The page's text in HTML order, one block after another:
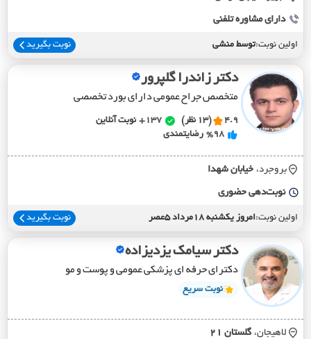
دارای مشاوره تلفنی
اولین نوبت:توسط منشی نوبت بگیرید
دکتر زاندرا گلپرور
متخصص جراح عمومی دارای بورد تخصصی
4.9 (13 نظر) 137+
نوبت آنلاین
%98 رضایتمندی
بروجرد، خيابان شهدا
نوبت‌دهی حضوری
اولین نوبت:امروز یکشنبه 18مرداد 5عصر نوبت بگیرید
دکتر سیامک یزدیزاده
دکترای حرفه ای پزشکی عمومی و پوست و مو
نوبت سریع
لاهیجان، گلستان 21